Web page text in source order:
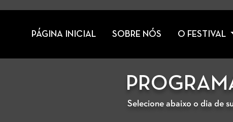
PÁGINA INICIAL SOBRE NÓS O FESTIVAL
Selecione abaixo o dia de